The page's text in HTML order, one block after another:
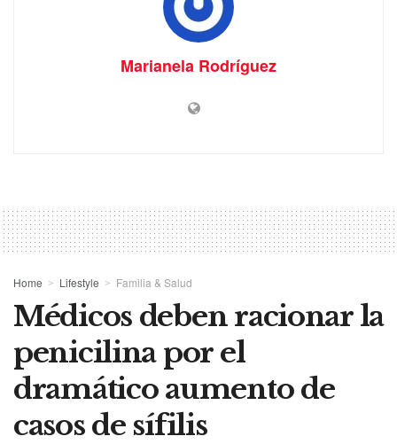
Marianela Rodríguez
Home Lifestyle Familia & Salud
Médicos deben racionar la
penicilina por el
dramático aumento de
casos de sífilis